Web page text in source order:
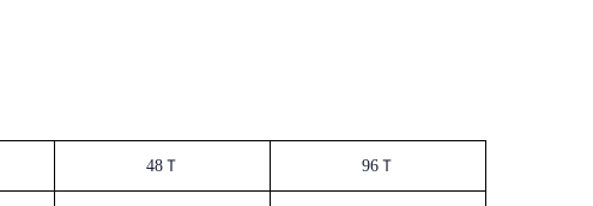
48Ｔ 96Ｔ